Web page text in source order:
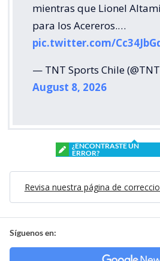
mientras que Lionel
para los Acereros.…
pic.twitter.com/
— TNT Sports Chile
August 8, 2026
¿ENCONTRASTE UN
ERROR?
Revisa nuestra página de
Síguenos en: